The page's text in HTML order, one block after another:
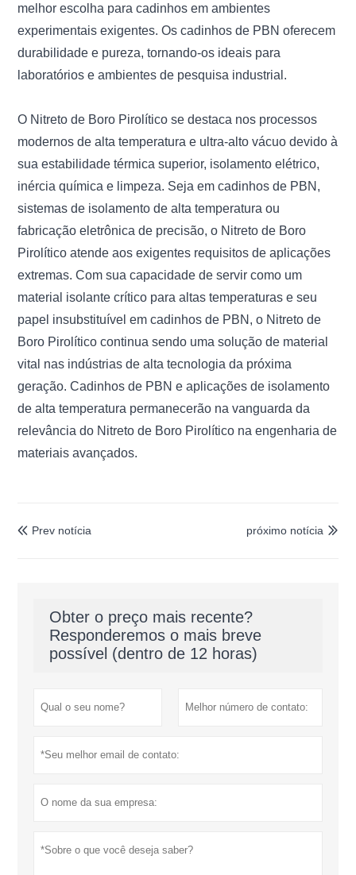
melhor escolha para cadinhos em ambientes
experimentais exigentes. Os cadinhos de PBN oferecem
durabilidade e pureza, tornando-os ideais para
laboratórios e ambientes de pesquisa industrial.
O Nitreto de Boro Pirolítico se destaca nos processos
modernos de alta temperatura e ultra-alto vácuo devido à
sua estabilidade térmica superior, isolamento elétrico,
inércia química e limpeza. Seja em cadinhos de PBN,
sistemas de isolamento de alta temperatura ou
fabricação eletrônica de precisão, o Nitreto de Boro
Pirolítico atende aos exigentes requisitos de aplicações
extremas. Com sua capacidade de servir como um
material isolante crítico para altas temperaturas e seu
papel insubstituível em cadinhos de PBN, o Nitreto de
Boro Pirolítico continua sendo uma solução de material
vital nas indústrias de alta tecnologia da próxima
geração. Cadinhos de PBN e aplicações de isolamento
de alta temperatura permanecerão na vanguarda da
relevância do Nitreto de Boro Pirolítico na engenharia de
materiais avançados.
 Prev notícia 
próximo notícia
Obter o preço mais recente?
Responderemos o mais breve
possível (dentro de 12 horas)